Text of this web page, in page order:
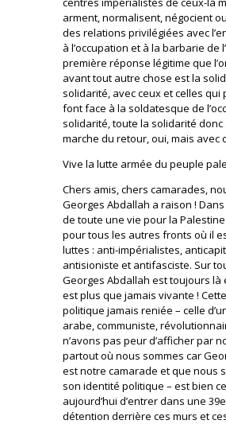
arment, normalisent, négocient
des relations privilégiées avec
à l’occupation et à la barbarie de
première réponse légitime que
avant tout autre chose est la
solidarité, avec ceux et celles qui
font face à la soldatesque de
solidarité, toute la solidarité donc
marche du retour, oui, mais avec
Vive la lutte armée du peuple
Chers amis, chers camarades,
Georges Abdallah a raison !
de toute une vie pour la
pour tous les autres fronts où il
luttes : anti-impérialistes,
antisioniste et antifasciste. Sur
Georges Abdallah est toujours là
est plus que jamais vivante !
politique jamais reniée – celle
arabe, communiste,
n’avons pas peur d’afficher par
partout où nous sommes car
est notre camarade et que nous
son identité politique – est bien
aujourd’hui d’entrer dans une
détention derrière ces murs et